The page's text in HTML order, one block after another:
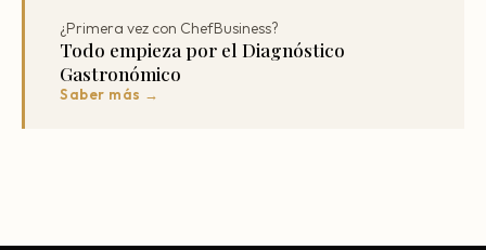
¿Primera vez con ChefBusiness?
Todo empieza por el Diagnóstico
Gastronómico
Saber más →